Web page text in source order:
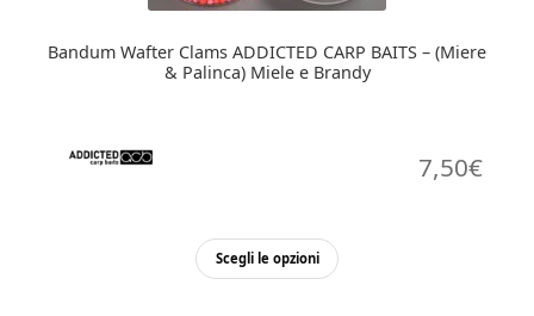
Bandum Wafter Clams ADDICTED CARP BAITS – (Miere
& Palinca) Miele e Brandy
7,50€
Scegli le opzioni
Questo